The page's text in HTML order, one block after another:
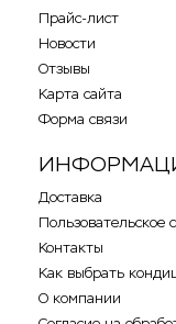
Прайс-лист
Новости
Отзывы
Карта сайта
Форма связи
Доставка
Пользовательское
Контакты
Как выбрать
О компании